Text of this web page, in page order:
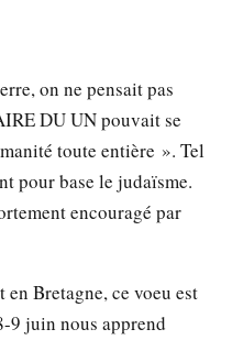
on ne pensait pas
DU UN pouvait se
toute entière ». Tel
pour base le judaïsme.
encouragé par
Bretagne, ce voeu est
9 juin nous apprend